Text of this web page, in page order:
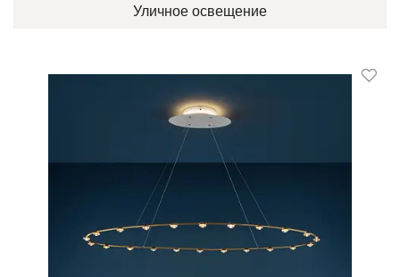
Уличное освещение